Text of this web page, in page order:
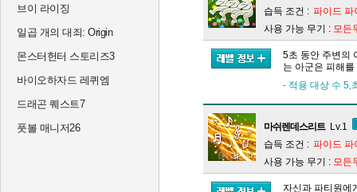
브이 라이징
일곱 개의 대죄: Origin
몬스터헌터 스토리즈3
바이오하자드 레퀴엠
드래곤 퀘스트7
풋볼 매니저26
습득 조건 : 파이드 파
사용 가능 무기 : 모든
5초 동안 주변의
는 아군은 피해
- 적용 대상 수 5,
마쉬렌데스리트 Lv.1
습득 조건 : 파이드 파
사용 가능 무기 : 모든
자신과 파티원에